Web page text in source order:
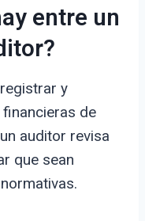
entre un
y
de
auditor revisa
que sean